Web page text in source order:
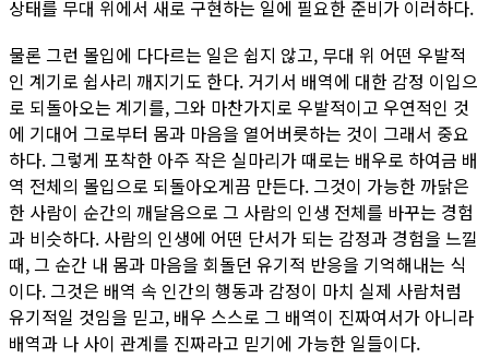
상태를 무대 위에서 새로 구현하는 일에 필요한 준비가 이러하다.
물론 그런 몰입에 다다르는 일은 쉽지 않고, 무대 위 어떤 우발적
인 계기로 쉽사리 깨지기도 한다. 거기서 배역에 대한 감정 이입으
로 되돌아오는 계기를, 그와 마찬가지로 우발적이고 우연적인 것
에 기대어 그로부터 몸과 마음을 열어버릇하는 것이 그래서 중요
하다. 그렇게 포착한 아주 작은 실마리가 때로는 배우로 하여금 배
역 전체의 몰입으로 되돌아오게끔 만든다. 그것이 가능한 까닭은
한 사람이 순간의 깨달음으로 그 사람의 인생 전체를 바꾸는 경험
과 비슷하다. 사람의 인생에 어떤 단서가 되는 감정과 경험을 느낄
때, 그 순간 내 몸과 마음을 회돌던 유기적 반응을 기억해내는 식
이다. 그것은 배역 속 인간의 행동과 감정이 마치 실제 사람처럼
유기적일 것임을 믿고, 배우 스스로 그 배역이 진짜여서가 아니라
배역과 나 사이 관계를 진짜라고 믿기에 가능한 일들이다.